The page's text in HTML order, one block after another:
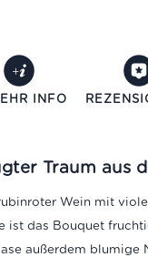
INFO
Traum aus
Wein mit
ist das Bouquet
außerdem